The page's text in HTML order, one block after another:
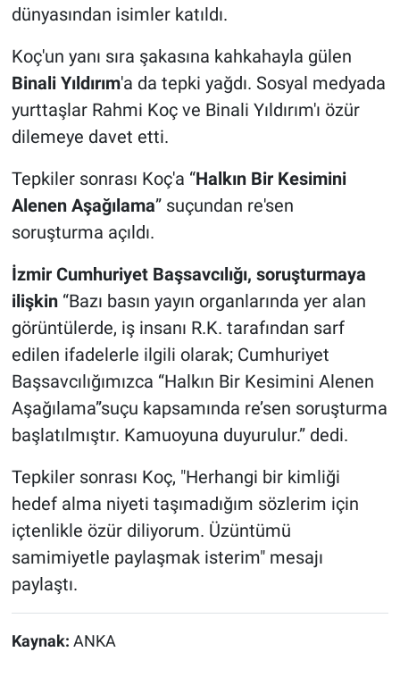
dünyasından isimler katıldı.
Koç'un yanı sıra şakasına kahkahayla gülen
Binali Yıldırım'a da tepki yağdı. Sosyal medyada
yurttaşlar Rahmi Koç ve Binali Yıldırım'ı özür
dilemeye davet etti.
Tepkiler sonrası Koç'a “Halkın Bir Kesimini
Alenen Aşağılama” suçundan re'sen
soruşturma açıldı.
İzmir Cumhuriyet Başsavcılığı, soruşturmaya
ilişkin “Bazı basın yayın organlarında yer alan
görüntülerde, iş insanı R.K. tarafından sarf
edilen ifadelerle ilgili olarak; Cumhuriyet
Başsavcılığımızca “Halkın Bir Kesimini Alenen
Aşağılama”suçu kapsamında re’sen soruşturma
başlatılmıştır. Kamuoyuna duyurulur.” dedi.
Tepkiler sonrası Koç, "Herhangi bir kimliği
hedef alma niyeti taşımadığım sözlerim için
içtenlikle özür diliyorum. Üzüntümü
samimiyetle paylaşmak isterim" mesajı
paylaştı.
Kaynak: ANKA